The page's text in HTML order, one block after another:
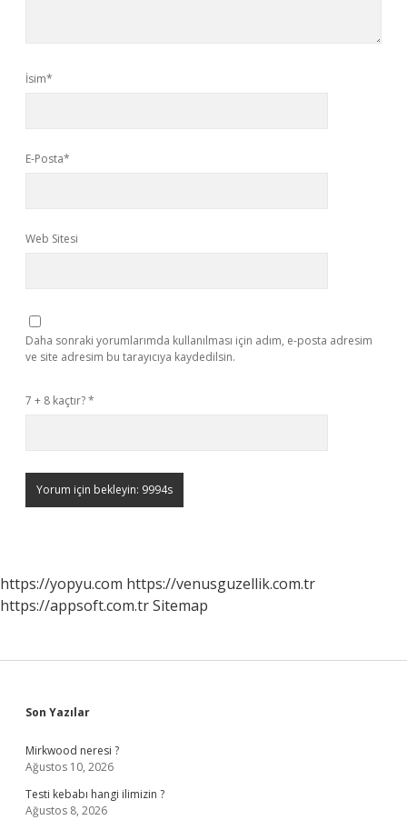
İsim*
E-Posta*
Web Sitesi
Daha sonraki yorumlarımda kullanılması için adım, e-posta adresim
ve site adresim bu tarayıcıya kaydedilsin.
7 + 8 kaçtır?*
https://yopyu.com https://venusguzellik.com.tr
https://appsoft.com.trSitemap
Sidebar
Son Yazılar
Mirkwood neresi ?
Ağustos 10, 2026
Testi kebabı hangi ilimizin ?
Ağustos 8, 2026